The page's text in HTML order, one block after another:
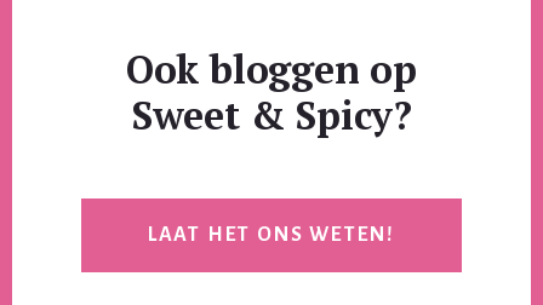
Ook bloggen op
Sweet & Spicy?
LAAT HET ONS WETEN!